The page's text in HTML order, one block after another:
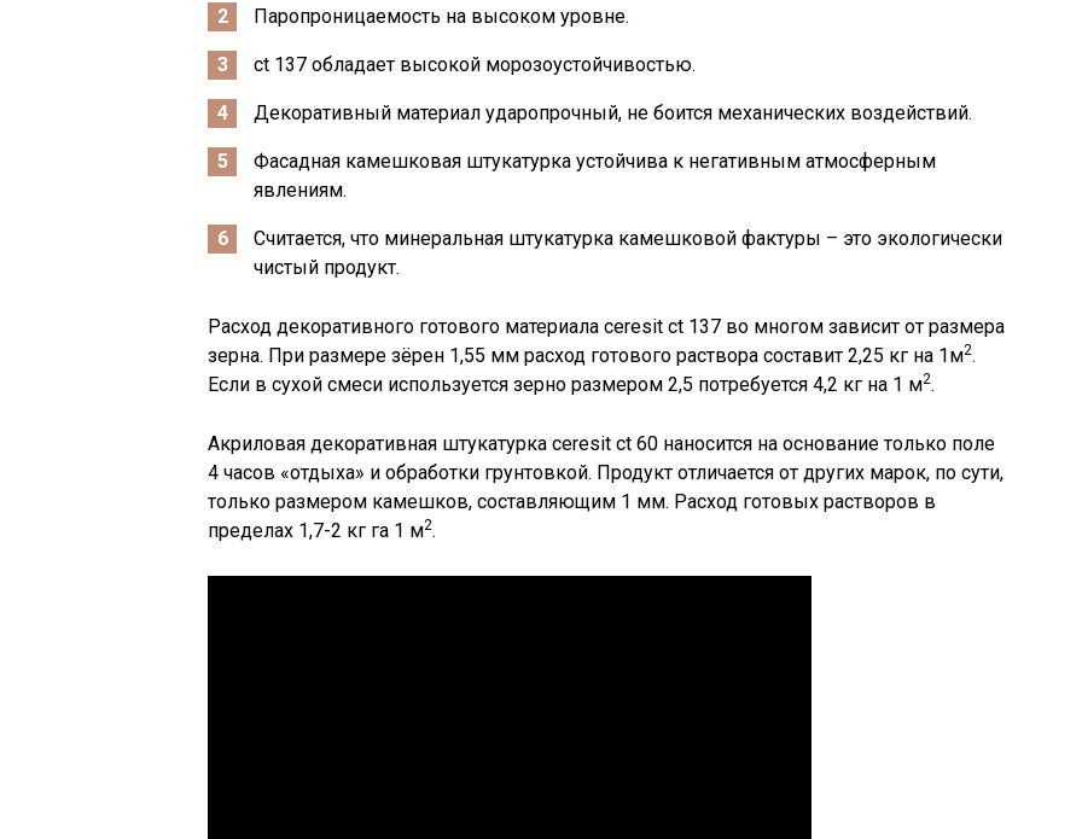
Паропроницаемость на высоком уровне.
ct 137 обладает высокой морозоустойчивостью.
Декоративный материал ударопрочный, не боится механических воздействий.
Фасадная камешковая штукатурка устойчива к негативным атмосферным
явлениям.
Считается, что минеральная штукатурка камешковой фактуры – это экологически
чистый продукт.
Расход декоративного готового материала ceresit ct 137 во многом зависит от размера
зерна. При размере зёрен 1,55 мм расход готового раствора составит 2,25 кг на 1м2.
Если в сухой смеси используется зерно размером 2,5 потребуется 4,2 кг на 1 м2.
Акриловая декоративная штукатурка ceresit ct 60 наносится на основание только поле
4 часов «отдыха» и обработки грунтовкой. Продукт отличается от других марок, по сути,
только размером камешков, составляющим 1 мм. Расход готовых растворов в
пределах 1,7-2 кг га 1 м2.